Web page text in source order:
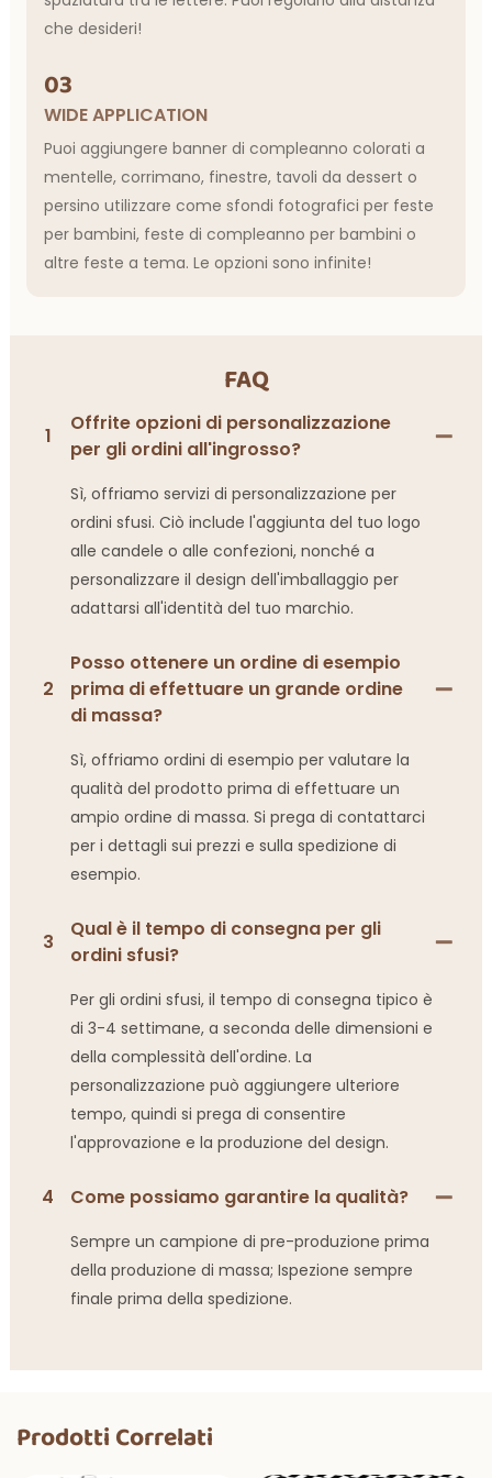
che desideri!
03
WIDE APPLICATION
Puoi aggiungere banner di compleanno colorati a
mentelle, corrimano, finestre, tavoli da dessert o
persino utilizzare come sfondi fotografici per feste
per bambini, feste di compleanno per bambini o
altre feste a tema. Le opzioni sono infinite!
FAQ
1
Offrite opzioni di personalizzazione
per gli ordini all'ingrosso?
Sì, offriamo servizi di personalizzazione per
ordini sfusi. Ciò include l'aggiunta del tuo logo
alle candele o alle confezioni, nonché a
personalizzare il design dell'imballaggio per
adattarsi all'identità del tuo marchio.
2
Posso ottenere un ordine di esempio
prima di effettuare un grande ordine
di massa?
Sì, offriamo ordini di esempio per valutare la
qualità del prodotto prima di effettuare un
ampio ordine di massa. Si prega di contattarci
per i dettagli sui prezzi e sulla spedizione di
esempio.
3
Qual è il tempo di consegna per gli
ordini sfusi?
Per gli ordini sfusi, il tempo di consegna tipico è
di 3-4 settimane, a seconda delle dimensioni e
della complessità dell'ordine. La
personalizzazione può aggiungere ulteriore
tempo, quindi si prega di consentire
l'approvazione e la produzione del design.
4 Come possiamo garantire la qualità?
Sempre un campione di pre-produzione prima
della produzione di massa; Ispezione sempre
finale prima della spedizione.
Prodotti Correlati